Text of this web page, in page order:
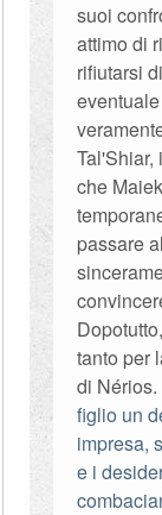
suoi
attimo di
rifiutarsi
Tal'Shiar,
che
passare
tanto per
di Nérios.
figlio un
impresa,
e i